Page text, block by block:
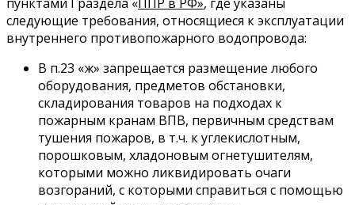
следующие требования, относящиеся к эксплуатации
внутреннего противопожарного водопровода:
В п.23 «ж» запрещается размещение любого
оборудования, предметов обстановки,
складирования товаров на подходах к
пожарным кранам ВПВ, первичным средствам
тушения пожаров, в т.ч. к углекислотным,
порошковым, хладоновым огнетушителям,
которыми можно ликвидировать очаги
возгораний, с которыми справиться с помощью